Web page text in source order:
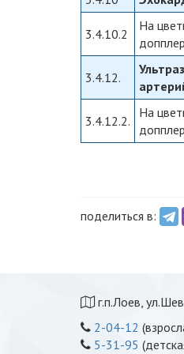
3.4.10.2
На
3.4.12.
3.4.12.2.
На
поделиться в:
г.п.Лоев,
2-04-12
5-31-95